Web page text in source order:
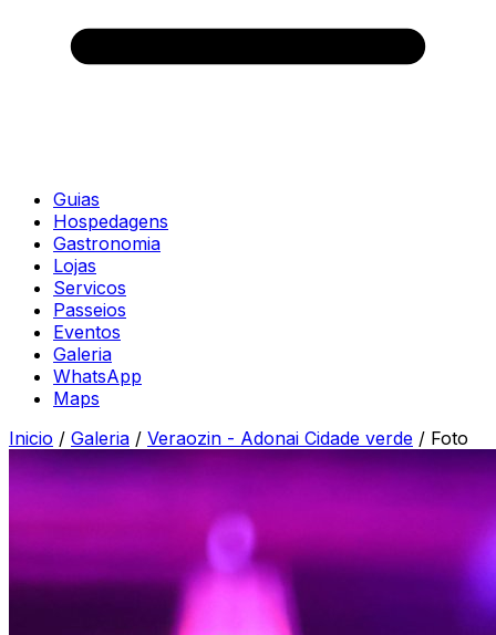
Guias
Hospedagens
Gastronomia
Lojas
Servicos
Passeios
Eventos
Galeria
WhatsApp
Maps
Inicio / Galeria / Veraozin - Adonai Cidade verde / Foto